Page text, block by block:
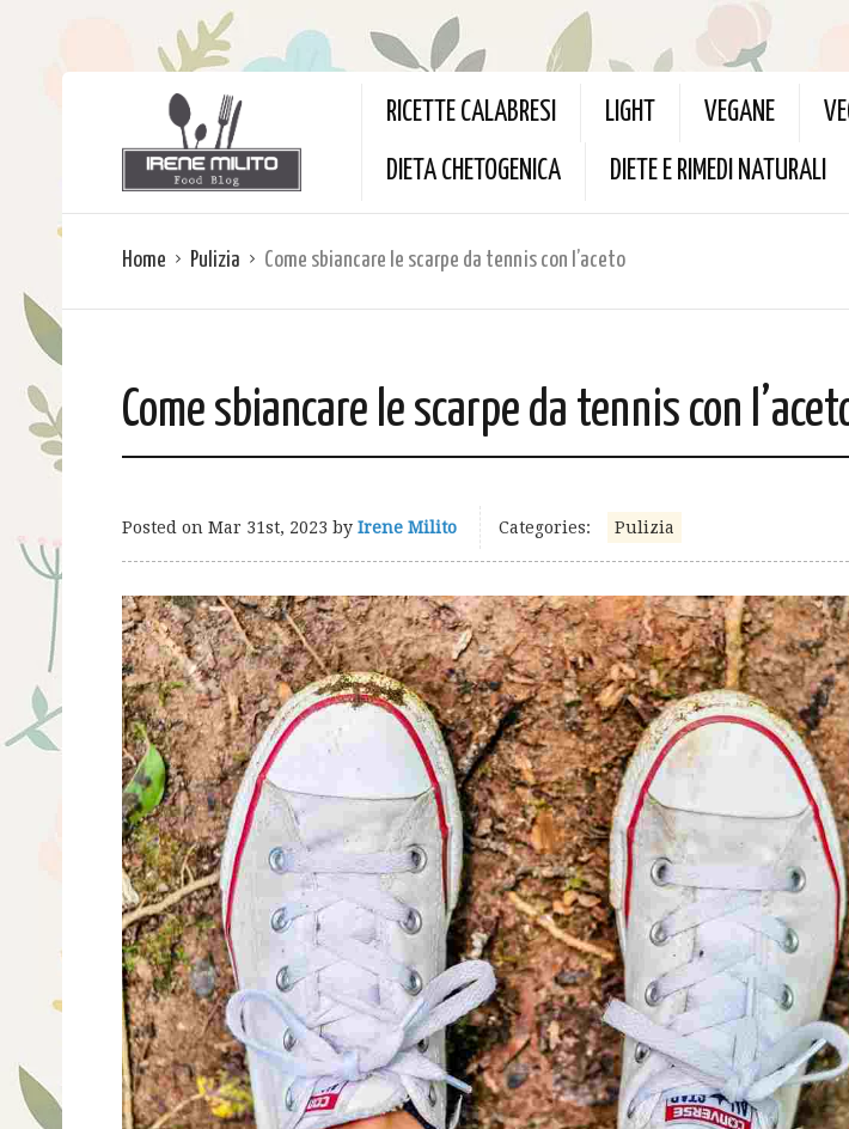
RICETTE CALABRESI LIGHT VEGANE
DIETA CHETOGENICA DIETE E RIMEDI NATURALI
Home Pulizia Come sbiancare le scarpe da tennis con l’aceto
Come sbiancare le scarpe da tennis con
Posted on Mar 31st, 2023 by Irene Milito Categories: Pulizia